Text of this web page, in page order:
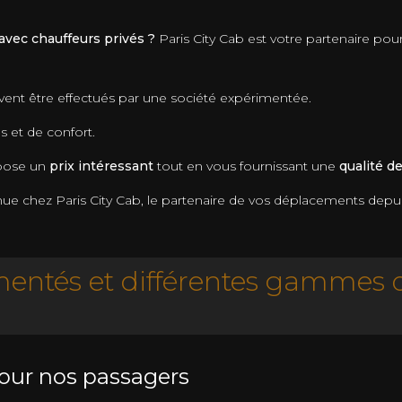
chauffeurs privés ? Paris City Cab est votre partenaire
être effectués par une société expérimentée.
et de confort.
un prix intéressanttout en vous fournissant une qualité
chez Paris City Cab, le partenaire de vos déplacements
et différentes gammes
nos passagers